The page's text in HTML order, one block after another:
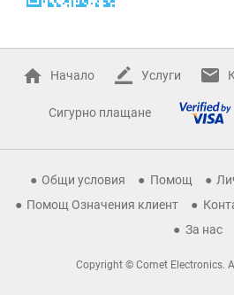
Начало Услуги
Сигурно плащане
Общи условия Помощ
Помощ Означения клиент
За нас
Copyright © Comet Electronics.